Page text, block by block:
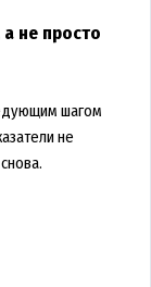
не просто
шагом
не